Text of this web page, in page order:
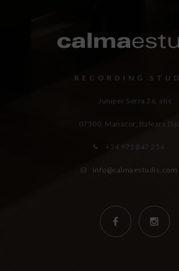
RECORDING
Juniper Serra 26, àtic
07500, Manacor, Balears
+34 971 847 254
info@calmaestudis.com